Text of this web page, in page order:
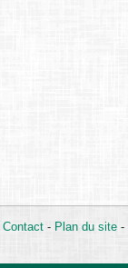
Contact- Plan du site-